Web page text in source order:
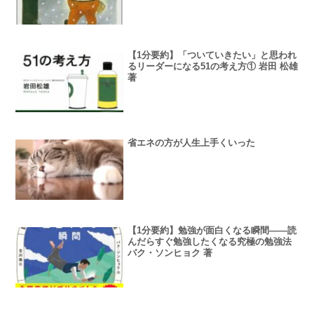
【1分要約】「ついていきたい」と思われ
るリーダーになる51の考え方① 岩田 松雄
著
省エネの方が人生上手くいった
【1分要約】勉強が面白くなる瞬間――読
んだらすぐ勉強したくなる究極の勉強法
パク・ソンヒョク 著